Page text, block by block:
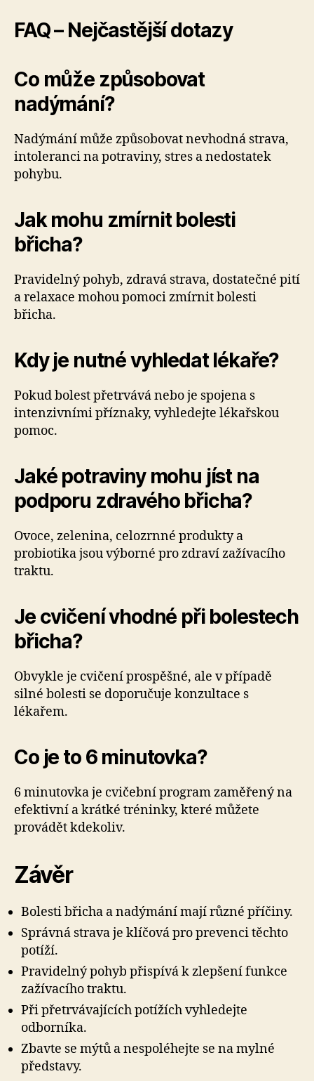
FAQ – Nejčastější dotazy
Co může způsobovat
nadýmání?
Nadýmání může způsobovat nevhodná strava,
intoleranci na potraviny, stres a nedostatek
pohybu.
Jak mohu zmírnit bolesti
břicha?
Pravidelný pohyb, zdravá strava, dostatečné pití
a relaxace mohou pomoci zmírnit bolesti
břicha.
Kdy je nutné vyhledat lékaře?
Pokud bolest přetrvává nebo je spojena s
intenzivními příznaky, vyhledejte lékařskou
pomoc.
Jaké potraviny mohu jíst na
podporu zdravého břicha?
Ovoce, zelenina, celozrnné produkty a
probiotika jsou výborné pro zdraví zažívacího
traktu.
Je cvičení vhodné při bolestech
břicha?
Obvykle je cvičení prospěšné, ale v případě
silné bolesti se doporučuje konzultace s
lékařem.
Co je to 6 minutovka?
6 minutovka je cvičební program zaměřený na
efektivní a krátké tréninky, které můžete
provádět kdekoliv.
Závěr
Bolesti břicha a nadýmání mají různé příčiny.
Správná strava je klíčová pro prevenci těchto
potíží.
Pravidelný pohyb přispívá k zlepšení funkce
zažívacího traktu.
Při přetrvávajících potížích vyhledejte
odborníka.
Zbavte se mýtů a nespoléhejte se na mylné
představy.